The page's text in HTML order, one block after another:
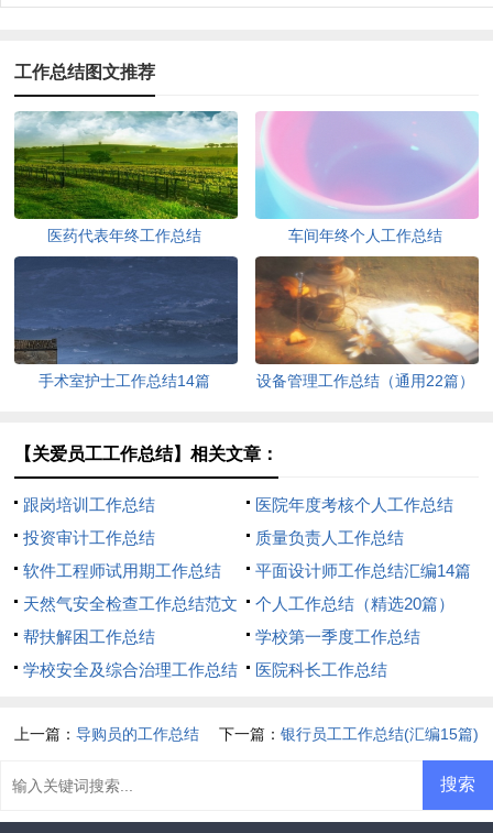
工作总结图文推荐
医药代表年终工作总结 车间年终个人工作总结
手术室护士工作总结14篇 设备管理工作总结（通用22篇）
【关爱员工工作总结】相关文章：
跟岗培训工作总结
医院年度考核个人工作总结
投资审计工作总结
质量负责人工作总结
软件工程师试用期工作总结
平面设计师工作总结汇编14篇
天然气安全检查工作总结范文
（通用11篇）
个人工作总结（精选20篇）
帮扶解困工作总结
学校第一季度工作总结
学校安全及综合治理工作总结
医院科长工作总结
上一篇：导购员的工作总结 下一篇： 银行员工工作总结(汇编15篇)